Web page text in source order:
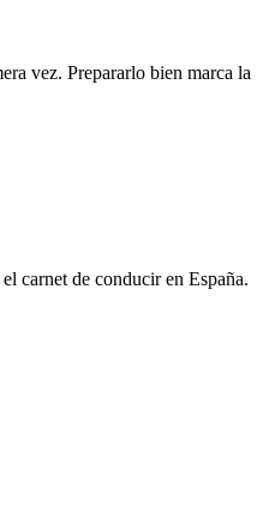
vez. Prepararlo bien marca la
carnet de conducir en España.